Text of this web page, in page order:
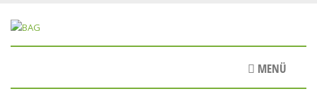
zum
MENÜ